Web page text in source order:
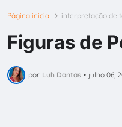
Página inicial interpretação de
Figuras de
por Luh Dantas • julho 06,